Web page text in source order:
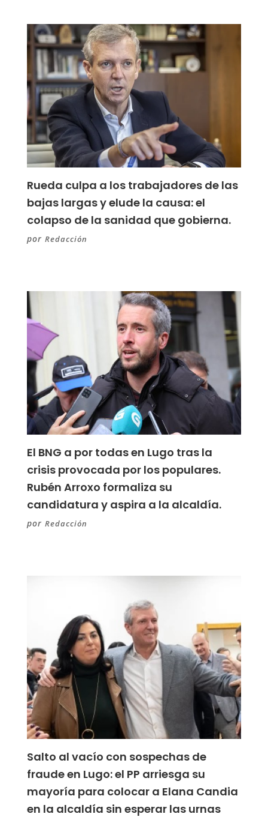
Rueda culpa a los trabajadores de las
bajas largas y elude la causa: el
colapso de la sanidad que gobierna.
por Redacción
El BNG a por todas en Lugo tras la
crisis provocada por los populares.
Rubén Arroxo formaliza su
candidatura y aspira a la alcaldía.
por Redacción
Salto al vacío con sospechas de
fraude en Lugo: el PP arriesga su
mayoría para colocar a Elana Candia
en la alcaldía sin esperar las urnas